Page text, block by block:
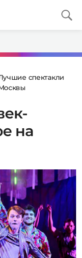
спектакли
на